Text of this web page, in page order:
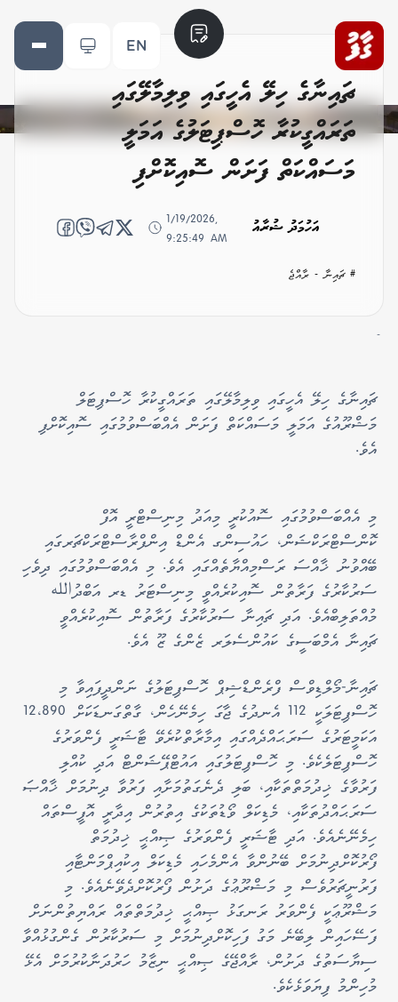
EN
ޗައިނާގެ ހިލޭ އެހީގައި ވިލިމާލޭގައި
ތަރައްގީކުރާ ހޮސްޕިޓަލުގެ އަމަލީ
މަސައްކަތް ފަށަން ސޮއިކޮށްފި
އަހުމަދު ޝުރާއު
1/19/2026,
9:25:49 AM
# ޗައިނާ - ރާއްޖެ
-
ޗައިނާގެ ހިލޭ އެހީގައި ވިލިމާލޭގައި ތަރައްގީކުރާ ހޮސްޕިޓަލް
މަޝްރޫއުގެ އަމަލީ މަސައްކަތް ފަށަން އެއްބަސްވުމުގައި ސޮއިކޮށްފި
އެވެ.
މި އެއްބަސްވުމުގައި ސޮއުކުރީ މިއަދު މިނިސްޓްރީ އޮފް
ކޮންސްޓްރަކްޝަން، ހައުސިންގ އެންޑް އިންފްރާސްޓްރަކްޗަރގައި
ބޭއްވުނު ޚާއްސަ ރަސްމިއްޔާތެއްގައި އެވެ. މި އެއްބަސްވުމުގައި ދިވެހި
ސަރުކާރުގެ ފަރާތުން ސޮއިކުރެއްވީ މިނިސްޓަރު ޑރ އަބްދުالله
މުއްތަލިބްއެވެ. އަދި ޗައިނާ ސަރުކާރުގެ ފަރާތުން ސޮއިކުރެއްވީ
ޗައިނާ އެމްބަސީގެ ކައުންސެލަރ ޒެންގެ ޒޫ އެވެ.
ޗައިނާ-މޯލްޑިވްސް ފްރެންޑްޝިޕް ހޮސްޕިޓަލުގެ ނަންދީފައިވާ މި
ހޮސްޕިޓަލަކީ 112 އެނދުގެ ޖާގަ ހިމެނޭހެން، ގާތްގަނޑަކަށް 12،890
އަކަމީޓަރުގެ ސަރަޙައްދެއްގައި އިމާރާތްކުރެވޭ ޓާޝަރީ ފެންވަރުގެ
ހޮސްޕިޓަލެކެވެ. މި ހޮސްޕިޓަލުގައި އައުޓްޕޭޝަންޓް އަދި ކުއްލި
ފަރުވާގެ ޚިދުމަތްތަކާއި، ބަލި ދެނެގަތުމަށާއި ފަރުވާ ދިނުމަށް ޚާއްޞަ
ސަރަޙައްދުތަކާއި، މެޑިކަލް ވޯޑުތަކުގެ އިތުރުން އިދާރީ އޮފީސްތައް
ހިމެނޭނެއެވެ. އަދި ޓާޝަރީ ފެންވަރުގެ ޞިއްޙީ ޚިދުމަތް
ފޯރުކޮށްދިނުމަށް ބޭނުންވާ އެންމެހައި މެޑިކަލް އިކުއިޕްމަންޓާއި
ފަރުނީޗަރުވެސް މި މަޝްރޫޢުގެ ދަށުން ފޯރުކޮށްދެވޭނެއެވެ. މި
މަޝްރޫޢަކީ ފެންވަރު ރަނގަޅު ޞިއްޙީ ޚިދުމަތްތައް ރައްޔިތުންނަށް
ފަސޭހައިން ލިބޭނެ މަގު ފަހިކޮށްދިނުމަށް މި ސަރުކާރުން ގެންގުޅުއްވާ
ސިޔާސަތުގެ ދަށުން، ރާއްޖޭގެ ޞިއްޙީ ނިޒާމު ހަރުދަނާކުރުމަށް އެޅޭ
މުހިންމު ފިޔަވަޅެކެވެ.